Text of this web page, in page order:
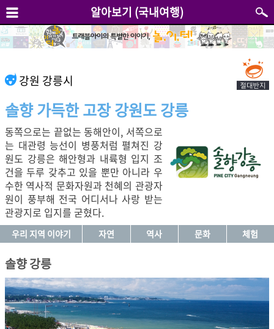
알아보기 (국내여행)
강원 강릉시
솔향 가득한 고장 강원도 강릉
동쪽으로는 끝없는 동해안이, 서쪽으로
는 대관령 능선이 병풍처럼 펼쳐진 강
원도 강릉은 해안형과 내륙형 입지 조
건을 두루 갖추고 있을 뿐만 아니라 우
수한 역사적 문화자원과 천혜의 관광자
원이 풍부해 전국 어디서나 사랑 받는
관광지로 입지를 굳혔다.
우리 지역 이야기 자연 역사 문화 체험
솔향 강릉